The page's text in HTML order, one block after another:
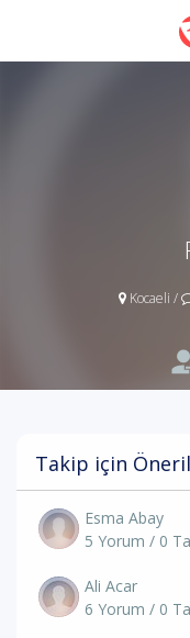
Kocaeli /
Takip için
Esma Abay
5 Yorum / 0
Ali Acar
6 Yorum / 0